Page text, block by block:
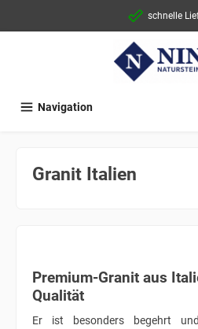
schnelle
Navigation
Granit Italien
Premium-Granit aus
Qualität
Er ist besonders begehrt